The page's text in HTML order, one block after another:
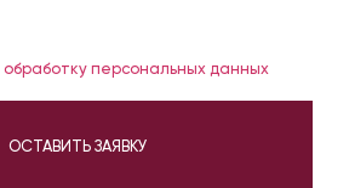
обработку персональных данных
ОСТАВИТЬ ЗАЯВКУ